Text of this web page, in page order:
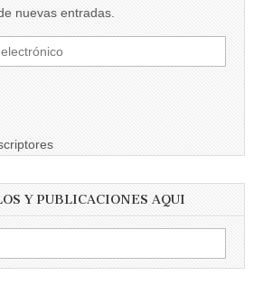
nuevas entradas.
Y PUBLICACIONES AQUI